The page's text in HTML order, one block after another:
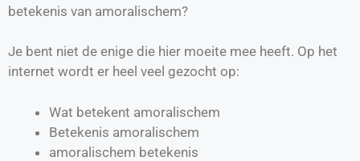
betekenis van amoralischem?
Je bent niet de enige die hier moeite mee heeft. Op het
internet wordt er heel veel gezocht op:
Wat betekent amoralischem
Betekenis amoralischem
amoralischem betekenis